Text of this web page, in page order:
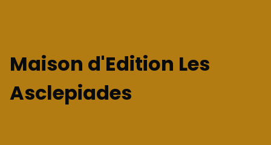
Maison d'Edition Les
Asclepiades